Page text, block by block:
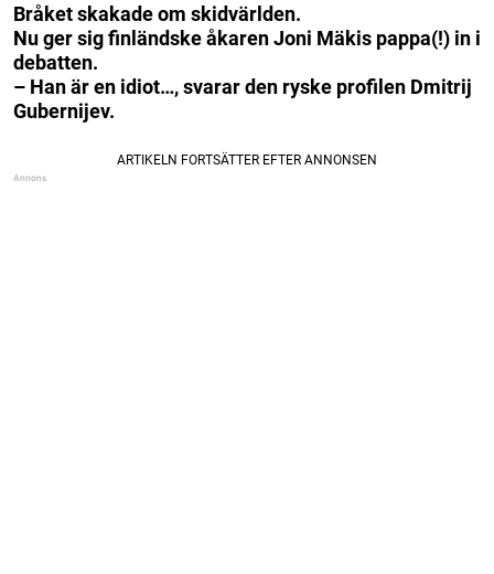
Bråket skakade om skidvärlden.
Nu ger sig finländske åkaren Joni Mäkis pappa(!) in i
debatten.
– Han är en idiot…, svarar den ryske profilen Dmitrij
Gubernijev.